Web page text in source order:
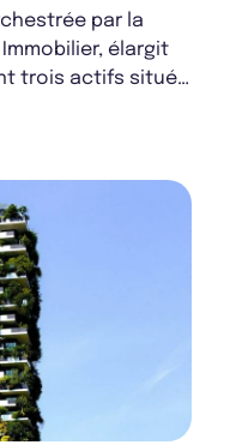
par la
élargit
trois actifs situés
immobi...